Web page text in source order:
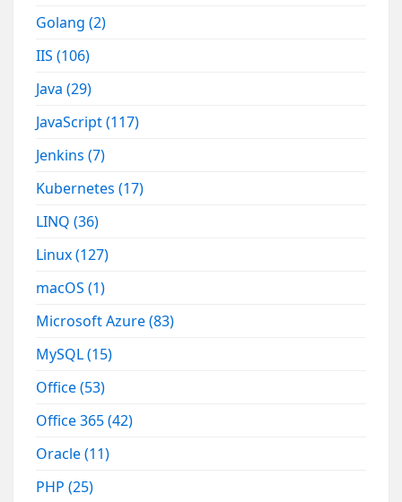
Golang(2)
IIS(106)
Java(29)
JavaScript(117)
Jenkins(7)
Kubernetes(17)
LINQ(36)
Linux(127)
macOS(1)
Microsoft Azure(83)
MySQL(15)
Office(53)
Office 365(42)
Oracle(11)
PHP(25)